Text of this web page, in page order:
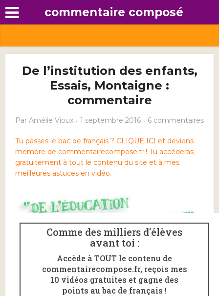
commentaire composé
De l’institution des enfants,
Essais, Montaigne :
commentaire
Par Amélie Vioux 1 septembre 2016 6 commentaires
Tu passes le bac de français ? CLIQUE ICI et deviens
membre de commentairecompose.fr ! Tu accèderas
gratuitement à tout le contenu du site et à mes
meilleures astuces en vidéo.
Comme des milliers d'élèves
avant toi :
Accède à TOUT le contenu de
commentairecompose.fr, reçois mes
10 vidéos gratuites et gagne des
points au bac de français !